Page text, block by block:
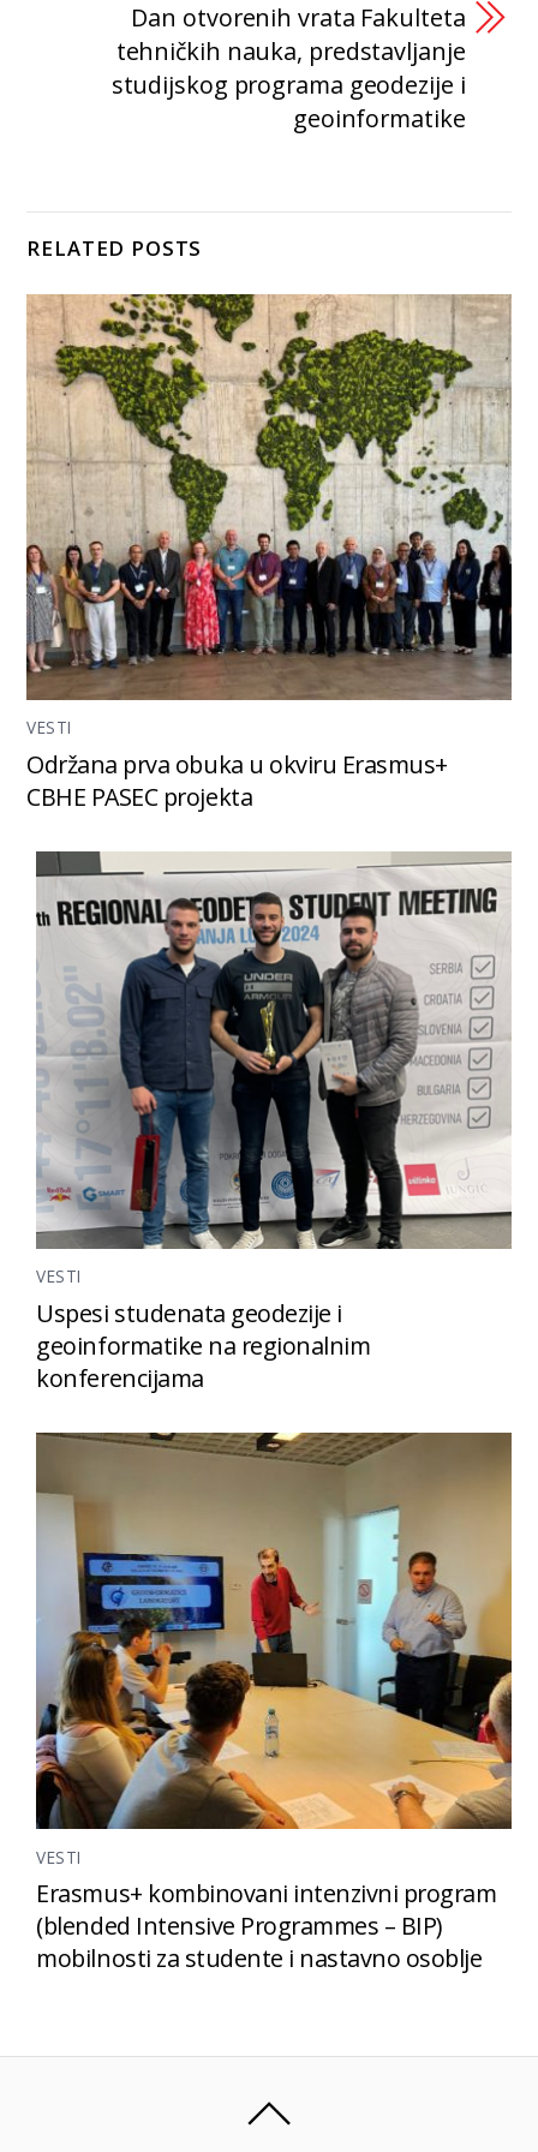
Dan otvorenih vrata Fakulteta
tehničkih nauka, predstavljanje
studijskog programa geodezije i
geoinformatike
RELATED POSTS
VESTI
Održana prva obuka u okviru Erasmus+
CBHE PASEC projekta
VESTI
Uspesi studenata geodezije i
geoinformatike na regionalnim
konferencijama
VESTI
Erasmus+ kombinovani intenzivni program
(blended Intensive Programmes – BIP)
mobilnosti za studente i nastavno osoblje